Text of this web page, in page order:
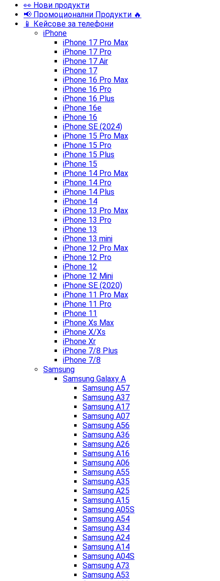
👀 Нови продукти
📢 Промоционални Продукти 🔥
📱 Кейсове за телефони
iPhone
iPhone 17 Pro Max
iPhone 17 Pro
iPhone 17 Air
iPhone 17
iPhone 16 Pro Max
iPhone 16 Pro
iPhone 16 Plus
iPhone 16e
iPhone 16
iPhone SE (2024)
iPhone 15 Pro Max
iPhone 15 Pro
iPhone 15 Plus
iPhone 15
iPhone 14 Pro Max
iPhone 14 Pro
iPhone 14 Plus
iPhone 14
iPhone 13 Pro Max
iPhone 13 Pro
iPhone 13
iPhone 13 mini
iPhone 12 Pro Max
iPhone 12 Pro
iPhone 12
iPhone 12 Mini
iPhone SE (2020)
iPhone 11 Pro Max
iPhone 11 Pro
iPhone 11
iPhone Xs Max
iPhone X/Xs
iPhone Xr
iPhone 7/8 Plus
iPhone 7/8
Samsung
Samsung Galaxy A
Samsung A57
Samsung A37
Samsung A17
Samsung A07
Samsung A56
Samsung A36
Samsung A26
Samsung A16
Samsung A06
Samsung A55
Samsung A35
Samsung A25
Samsung A15
Samsung A05S
Samsung A54
Samsung A34
Samsung A24
Samsung A14
Samsung A04S
Samsung A73
Samsung A53